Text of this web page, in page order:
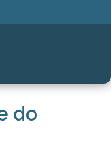
do